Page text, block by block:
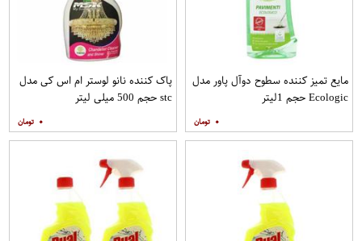
مایع تمیز کننده سطوح دوآل پاور مدل
Ecologic حجم 1لیتر
۰
پاک کننده نانو لوستر ام اس کی مدل
stc حجم 500 میلی لیتر
۰